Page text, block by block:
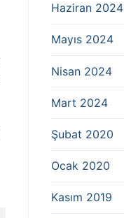
Haziran 2024
Mayıs 2024
Nisan 2024
Mart 2024
Şubat 2020
Ocak 2020
Kasım 2019